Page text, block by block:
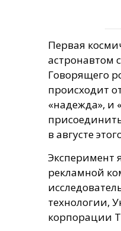
Первая
астронавтом
Говорящего
происходит
«надежда», и
в августе
Эксперимент
рекламной
технологии,
корпорации